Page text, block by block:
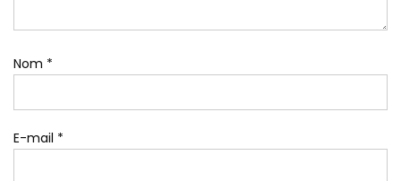
Nom *
E-mail *